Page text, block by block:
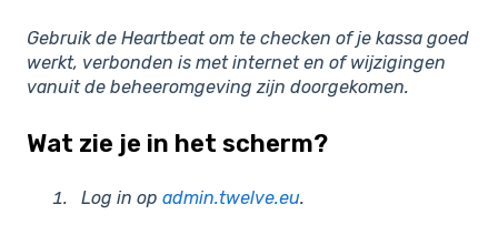
Gebruik de Heartbeat om te checken of je kassa goed
werkt, verbonden is met internet en of wijzigingen
vanuit de beheeromgeving zijn doorgekomen.
Wat zie je in het scherm?
Log in op admin.twelve.eu.